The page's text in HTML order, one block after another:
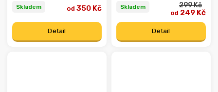
Skladem od 350 Kč
Detail
Skladem 299 Kč
od 249 Kč
Detail